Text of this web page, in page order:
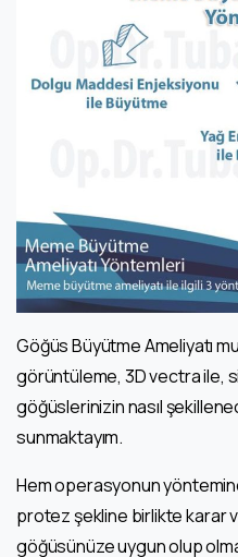
Göğüs Büyütme Ameliyatı
görüntüleme, 3D vectra ile,
göğüslerinizin nasıl
sunmaktayım.
Hem operasyonun
protez şekline birlikte karar
göğüsünüze uygun olup